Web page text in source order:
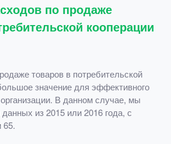
по продаже
кооперации
товаров в потребительской
значение для эффективного
В данном случае, мы
из 2015 или 2016 года, с